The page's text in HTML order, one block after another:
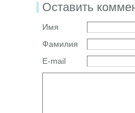
Оставить
Имя
Фамилия
E-mail